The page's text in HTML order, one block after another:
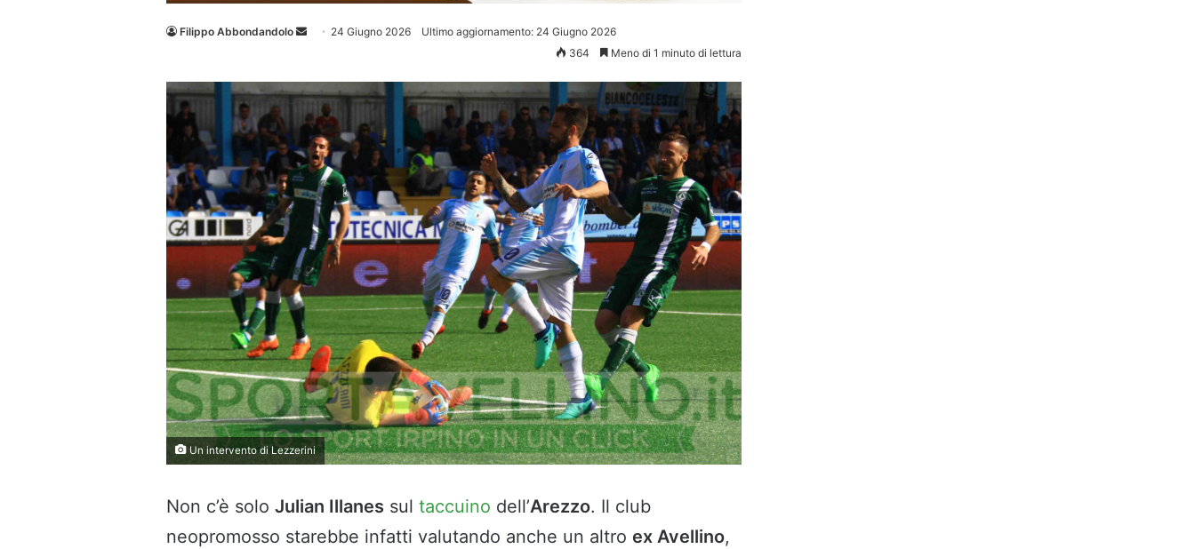
Filippo Abbondandolo
Invia 24 Giugno 2026
Ultimo aggiornamento: 24 Giugno 2026
364
Meno di 1 minuto di lettura
Un intervento di Lezzerini
Non c’è solo Julian Illanes sul taccuino dell’Arezzo. Il club
neopromosso starebbe infatti valutando anche un altro ex Avellino,